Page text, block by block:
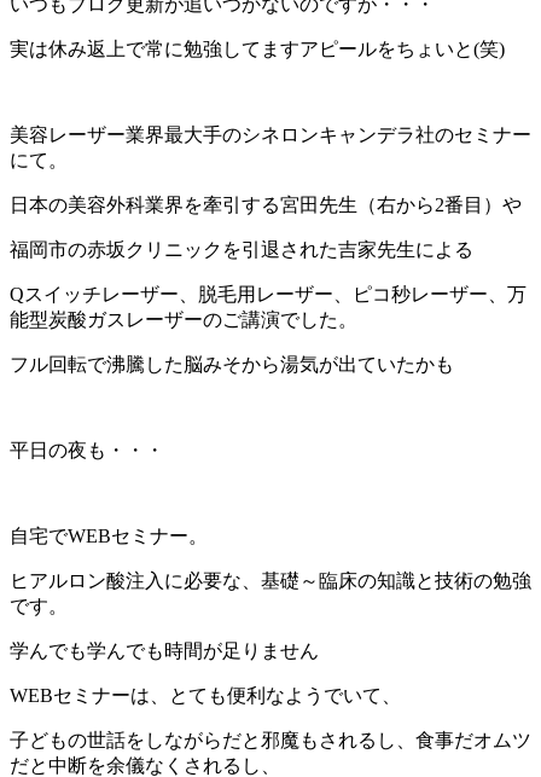
実は休み返上で常に勉強してますアピールをちょいと(笑)
美容レーザー業界最大手のシネロンキャンデラ社のセミナー
にて。
日本の美容外科業界を牽引する宮田先生（右から2番目）や
福岡市の赤坂クリニックを引退された吉家先生による
Qスイッチレーザー、脱毛用レーザー、ピコ秒レーザー、万
能型炭酸ガスレーザーのご講演でした。
フル回転で沸騰した脳みそから湯気が出ていたかも
平日の夜も・・・
自宅でWEBセミナー。
ヒアルロン酸注入に必要な、基礎～臨床の知識と技術の勉強
です。
学んでも学んでも時間が足りません
WEBセミナーは、とても便利なようでいて、
子どもの世話をしながらだと邪魔もされるし、食事だオムツ
だと中断を余儀なくされるし、